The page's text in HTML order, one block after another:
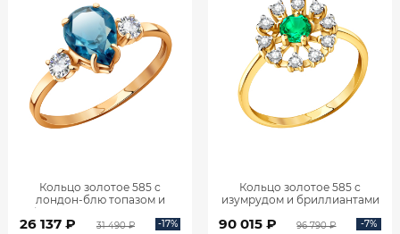
Кольцо золотое 585 с
лондон‑блю топазом и
фианитами 1101174-00740
26 137 ₽ 31 490 ₽ -17%
Кольцо золотое 585 с
изумрудом и бриллиантами
90 015 ₽ 96 790 ₽ -7%